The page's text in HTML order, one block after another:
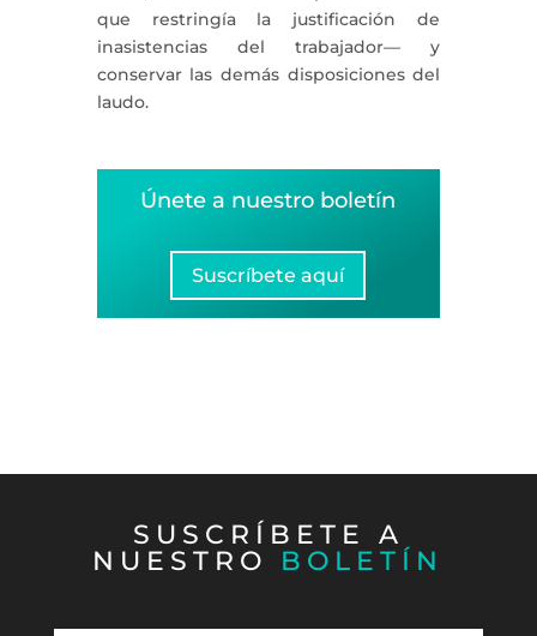
que restringía la justificación de
inasistencias del trabajador— y
conservar las demás disposiciones del
laudo.
Únete a nuestro boletín
Suscríbete aquí
SUSCRÍBETE A
NUESTRO
BOLETÍN